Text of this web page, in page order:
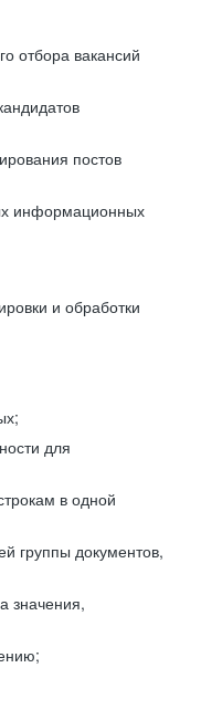
отбора вакансий
постов
информационных
и обработки
для
в одной
группы документов,
значения,